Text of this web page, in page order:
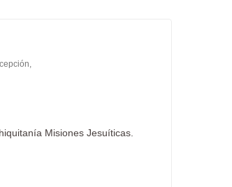
Misiones Jesuíticas.